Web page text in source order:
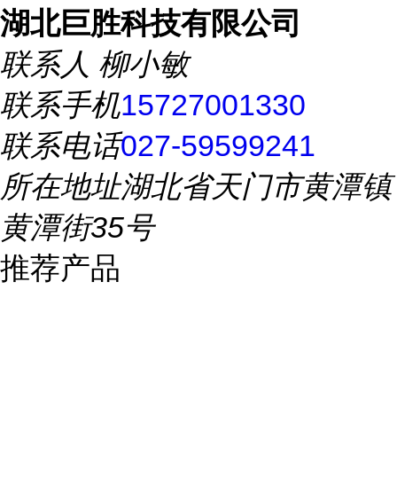
湖北巨胜科技有限公司
联系人 柳小敏
联系手机15727001330
联系电话027-59599241
所在地址湖北省天门市黄潭镇
黄潭街35号
推荐产品